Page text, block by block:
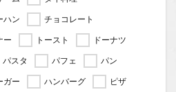
ハン
チョコレート
ー トースト
ドーナツ
パスタ パフェ
パン
ガー ハンバーグ
ピザ